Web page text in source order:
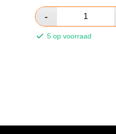
5 op voorraad